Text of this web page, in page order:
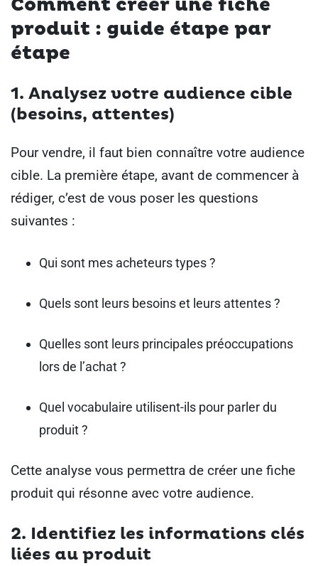
Comment créer une fiche
produit : guide étape par
étape
1. Analysez votre audience cible
(besoins, attentes)
Pour vendre, il faut bien connaître votre audience
cible. La première étape, avant de commencer à
rédiger, c’est de vous poser les questions
suivantes :
Qui sont mes acheteurs types ?
Quels sont leurs besoins et leurs attentes ?
Quelles sont leurs principales préoccupations
lors de l’achat ?
Quel vocabulaire utilisent-ils pour parler du
produit ?
Cette analyse vous permettra de créer une fiche
produit qui résonne avec votre audience.
2. Identifiez les informations clés
liées au produit